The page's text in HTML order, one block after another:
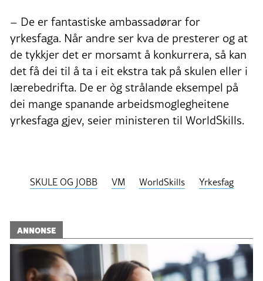
– De er fantastiske ambassadørar for
yrkesfaga. Når andre ser kva de presterer og at
de tykkjer det er morsamt å konkurrera, så kan
det få dei til å ta i eit ekstra tak på skulen eller i
lærebedrifta. De er òg strålande eksempel på
dei mange spanande arbeidsmoglegheitene
yrkesfaga gjev, seier ministeren til WorldSkills.
SKULE OG JOBB VM WorldSkills Yrkesfag
ANNONSE